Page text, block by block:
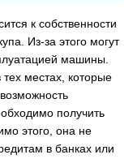
к собственности
Из-за этого могут
машины.
тех местах, которые
получить
этого, она не
в банках или